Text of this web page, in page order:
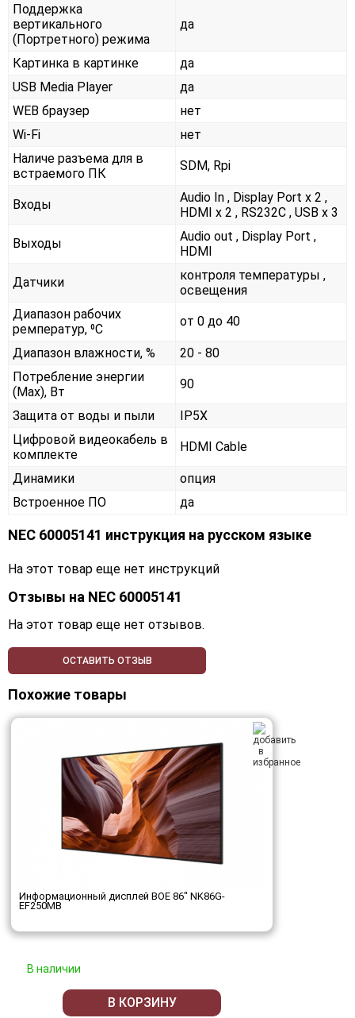
Поддержка
вертикального
(Портретного) режима
да
Картинка в картинке
да
USB Media Player
да
WEB браузер
нет
Wi-Fi
нет
Наличе разъема для в
встраемого ПК
SDM, Rpi
Входы
Audio In , Display Port x 2 ,
HDMI x 2 , RS232С , USB x 3
Выходы
Audio out , Display Port ,
HDMI
Датчики
контроля температуры ,
освещения
Диапазон рабочих
ремператур, ⁰С
от 0 до 40
Диапазон влажности, %
20 - 80
Потребление энергии
(Max), Вт
90
Защита от воды и пыли
IP5X
Цифровой видеокабель в
комплекте
HDMI Cable
Динамики
опция
Встроенное ПО
да
NEC 60005141 инструкция на русском языке
На этот товар еще нет инструкций
Отзывы на NEC 60005141
На этот товар еще нет отзывов.
ОСТАВИТЬ ОТЗЫВ
Похожие товары
Информационный дисплей BOE 86" NK86G-
EF250MB
В наличии
В КОРЗИНУ